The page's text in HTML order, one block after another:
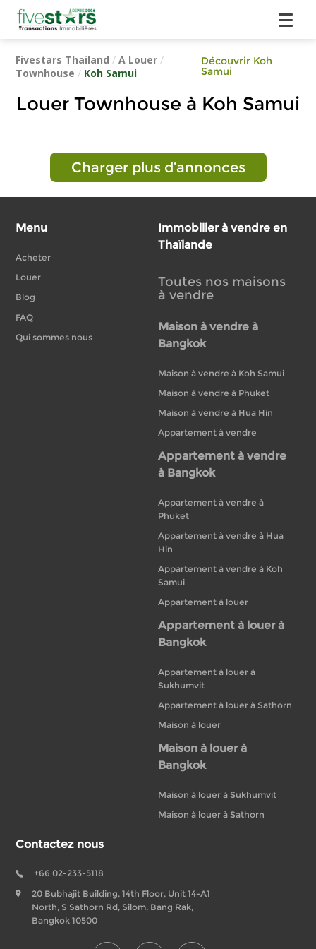
Fivestars Thailand /A Louer /
Townhouse / Koh Samui
Découvrir Koh
Samui
Louer Townhouse à Koh Samui
Charger plus d’annonces
Menu
Acheter
Louer
Blog
FAQ
Qui sommes nous
Immobilier à vendre en
Thaïlande
Toutes nos maisons
à vendre
Maison à vendre à
Bangkok
Maison à vendre à Koh Samui
Maison à vendre à Phuket
Maison à vendre à Hua Hin
Appartement à vendre
Appartement à vendre
à Bangkok
Appartement à vendre à
Phuket
Appartement à vendre à Hua
Hin
Appartement à vendre à Koh
Samui
Appartement à louer
Appartement à louer à
Bangkok
Appartement à louer à
Sukhumvit
Appartement à louer à Sathorn
Maison à louer
Maison à louer à
Bangkok
Maison à louer à Sukhumvit
Maison à louer à Sathorn
Contactez nous
+66 02-233-5118
20 Bubhajit Building, 14th Floor, Unit 14-A1
North, S Sathorn Rd, Silom, Bang Rak,
Bangkok 10500